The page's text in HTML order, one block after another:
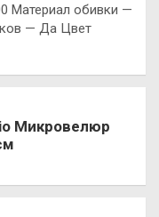
Материал обивки —
— Да Цвет
Микровелюр